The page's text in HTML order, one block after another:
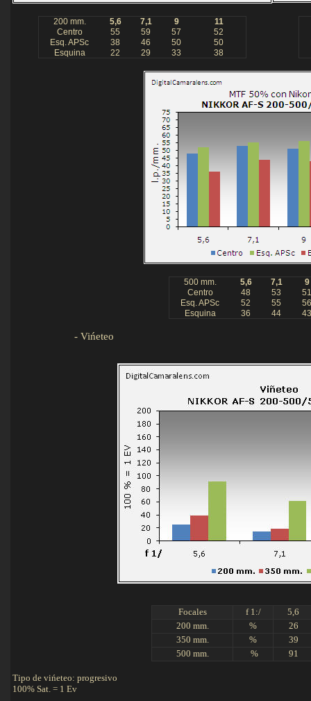
200 mm. 5,6 7,1 9
11
Centro
55 59 57
52
Esq. APSc
38 46 50
50
Esquina
22 29 33 38
500 mm. 5,6 7,1
9
Centro
48 53
51
Esq. APSc
52 55
56
Esquina
36 44 43
- Vińeteo
Focales f 1:/
5,6
200 mm.
%
26
350 mm.
%
39
500 mm.
% 91
Tipo de vińeteo: progresivo
100% Sat. = 1 Ev